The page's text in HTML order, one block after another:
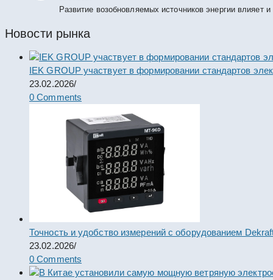
Развитие возобновляемых источников энергии влияет
Новости рынка
IEK GROUP участвует в формировании стандартов
23.02.2026/
0 Comments
Точность и удобство измерений с оборудованием
23.02.2026/
0 Comments